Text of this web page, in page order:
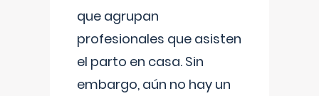
que agrupan
profesionales que asisten
el parto en casa. Sin
embargo, aún no hay un